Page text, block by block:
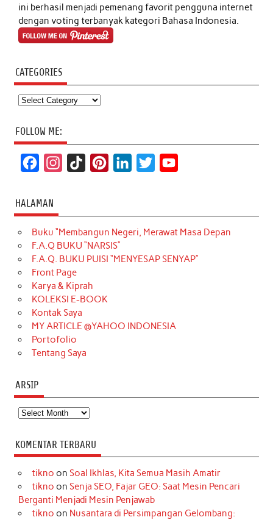
ini berhasil menjadi pemenang favorit pengguna internet
dengan voting terbanyak kategori Bahasa Indonesia.
CATEGORIES
Categories
FOLLOW ME:
c
e
b
o
o
k
t
a
g
r
a
m
T
o
k
t
e
r
k
e
d
t
t
e
T
u
b
HALAMAN
Buku “Membangun Negeri, Merawat Masa Depan
F.A.Q BUKU “NARSIS”
F.A.Q. BUKU PUISI “MENYESAP SENYAP”
Front Page
Karya & Kiprah
KOLEKSI E-BOOK
Kontak Saya
MY ARTICLE @YAHOO INDONESIA
Portofolio
Tentang Saya
ARSIP
Arsip
KOMENTAR TERBARU
tikno on Soal Ikhlas, Kita Semua Masih Amatir
tikno on Senja SEO, Fajar GEO: Saat Mesin Pencari
Berganti Menjadi Mesin Penjawab
tikno on Nusantara di Persimpangan Gelombang: